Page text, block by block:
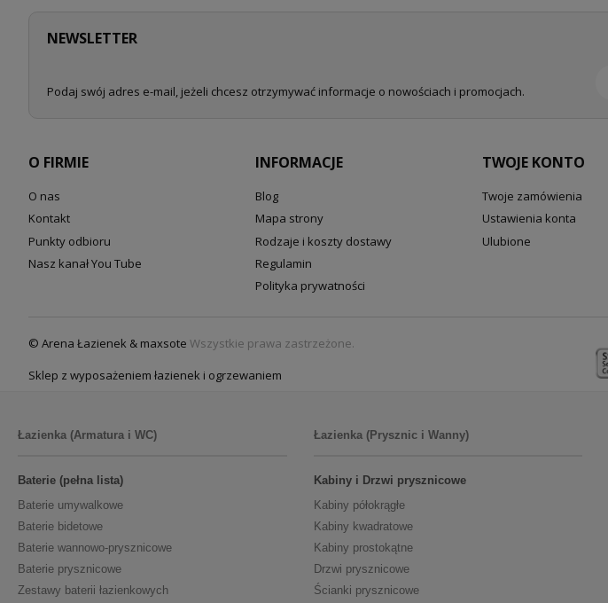
NEWSLETTER
Podaj swój adres e-mail, jeżeli chcesz otrzymywać informacje o nowościach i promocjach.
O FIRMIE
O nas
Kontakt
Punkty odbioru
Nasz kanał You Tube
INFORMACJE
Blog
Mapa strony
Rodzaje i koszty dostawy
Regulamin
Polityka prywatności
TWOJE KONTO
Twoje zamówienia
Ustawienia konta
Ulubione
© Arena Łazienek & maxsote Wszystkie prawa zastrzeżone.
Sklep z wyposażeniem łazienek i ogrzewaniem
Łazienka (Armatura i WC)
Baterie (pełna lista)
Baterie umywalkowe
Baterie bidetowe
Baterie wannowo-prysznicowe
Baterie prysznicowe
Zestawy baterii łazienkowych
Łazienka (Prysznic i Wanny)
Kabiny i Drzwi prysznicowe
Kabiny półokrągłe
Kabiny kwadratowe
Kabiny prostokątne
Drzwi prysznicowe
Ścianki prysznicowe